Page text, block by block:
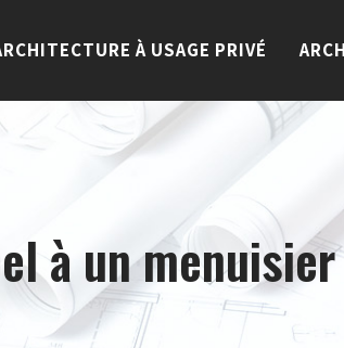
À USAGE PRIVÉ
à un